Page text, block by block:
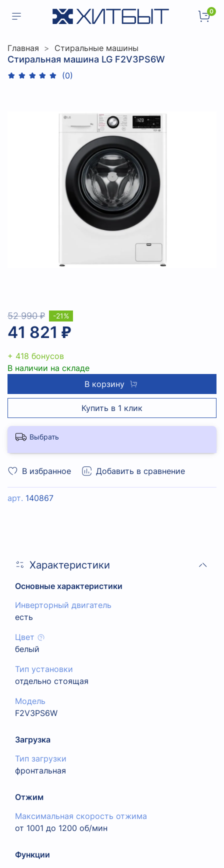
0
Главная Стиральные машины
Стиральная машина LG F2V3PS6W
(0)
В избранное Добавить в сравнение
арт. 140867
52 990 ₽
41 821 ₽
-21%
+ 418 бонусов
В наличии на складе
В корзину
Купить в 1 клик
Выбрать
Характеристики
Основные характеристики
Инверторный двигатель
есть
Цвет
белый
Тип установки
отдельно стоящая
Модель
F2V3PS6W
Загрузка
Тип загрузки
фронтальная
Отжим
Максимальная скорость отжима
от 1001 до 1200 об/мин
Функции